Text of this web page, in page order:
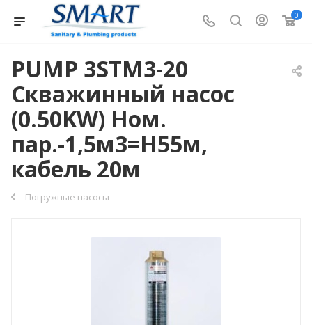
0
PUMP 3STM3-20
Скважинный насос
(0.50KW) Ном.
пар.-1,5м3=Н55м,
кабель 20м
Погружные насосы